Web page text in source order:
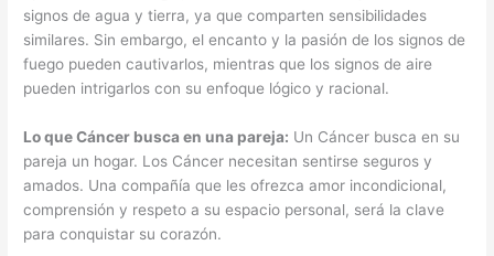
signos de agua y tierra, ya que comparten sensibilidades
similares. Sin embargo, el encanto y la pasión de los signos de
fuego pueden cautivarlos, mientras que los signos de aire
pueden intrigarlos con su enfoque lógico y racional.
Lo que Cáncer busca en una pareja: Un Cáncer busca en su
pareja un hogar. Los Cáncer necesitan sentirse seguros y
amados. Una compañía que les ofrezca amor incondicional,
comprensión y respeto a su espacio personal, será la clave
para conquistar su corazón.